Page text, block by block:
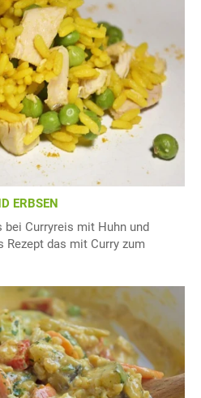
ERBSEN
Curryreis mit Huhn und
das mit Curry zum